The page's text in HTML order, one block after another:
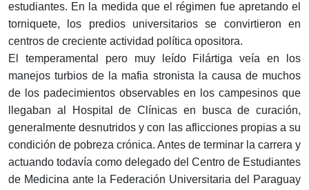
estudiantes. En la medida que el régimen fue apretando el
torniquete, los predios universitarios se convirtieron en
centros de creciente actividad política opositora.
El temperamental pero muy leído Filártiga veía en los
manejos turbios de la mafia stronista la causa de muchos
de los padecimientos observables en los campesinos que
llegaban al Hospital de Clínicas en busca de curación,
generalmente desnutridos y con las aflicciones propias a su
condición de pobreza crónica. Antes de terminar la carrera y
actuando todavía como delegado del Centro de Estudiantes
de Medicina ante la Federación Universitaria del Paraguay